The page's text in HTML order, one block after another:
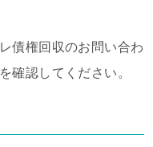
債権回収のお問い合わ
確認してください。